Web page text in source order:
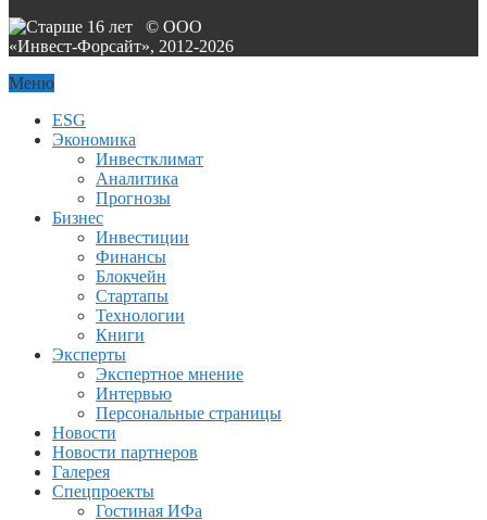
© ООО
«Инвест-Форсайт», 2012-2026
Меню
ESG
Экономика
Инвестклимат
Аналитика
Прогнозы
Бизнес
Инвестиции
Финансы
Блокчейн
Стартапы
Технологии
Книги
Эксперты
Экспертное мнение
Интервью
Персональные страницы
Новости
Новости партнеров
Галерея
Спецпроекты
Гостиная ИФа